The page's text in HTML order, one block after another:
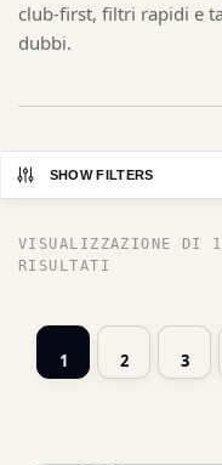
club-first, filtri rapidi e
dubbi.
SHOW FILTERS
VISUALIZZAZIONE DI
RISULTATI
1 2 3